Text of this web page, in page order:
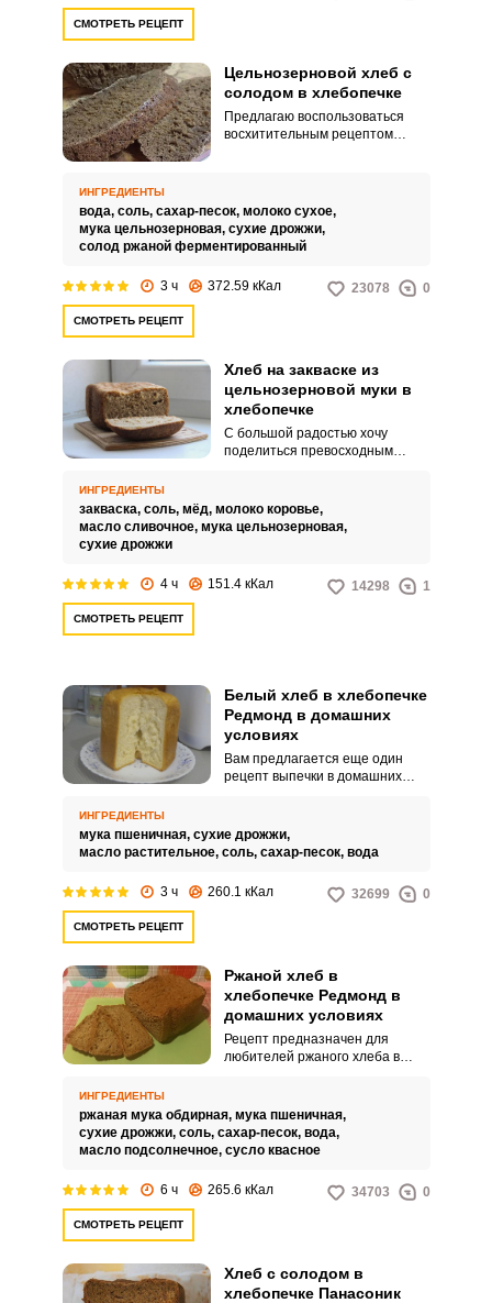
СМОТРЕТЬ РЕЦЕПТ
Цельнозерновой хлеб с
солодом в хлебопечке
Предлагаю воспользоваться
восхитительным рецептом
хлебопечке. Хлеб получается
мягким внутри и хрустящим
снаружи.
ИНГРЕДИЕНТЫ
вода, соль, сахар-песок, молоко сухое,
мука цельнозерновая, сухие дрожжи,
солод ржаной ферментированный
3 ч 372.59 кКал 23078 0
СМОТРЕТЬ РЕЦЕПТ
Хлеб на закваске из
цельнозерновой муки в
хлебопечке
С большой радостью хочу
поделиться превосходным
хлеба на закваске,
приготовленного в хлебопечке.
ИНГРЕДИЕНТЫ
закваска, соль, мёд, молоко коровье,
масло сливочное, мука цельнозерновая,
сухие дрожжи
4 ч 151.4 кКал 14298 1
СМОТРЕТЬ РЕЦЕПТ
Белый хлеб в хлебопечке
Редмонд в домашних
условиях
Вам предлагается еще один
рецепт выпечки в домашних
воздушного белого хлеба. Муку
обязательно нужно просеять на
ИНГРЕДИЕНТЫ
мука пшеничная, сухие дрожжи,
масло растительное, соль, сахар-песок, вода
3 ч 260.1 кКал 32699 0
СМОТРЕТЬ РЕЦЕПТ
Ржаной хлеб в
хлебопечке Редмонд в
домашних условиях
Рецепт предназначен для
любителей ржаного хлеба в
то, что не в каждой модели
хлебопечки Панасоник есть
программа для такого хлеба,
популярного производителя.
ИНГРЕДИЕНТЫ
ржаная мука обдирная, мука пшеничная,
сухие дрожжи, соль, сахар-песок, вода,
масло подсолнечное, сусло квасное
6 ч 265.6 кКал 34703 0
СМОТРЕТЬ РЕЦЕПТ
Хлеб с солодом в
хлебопечке Панасоник